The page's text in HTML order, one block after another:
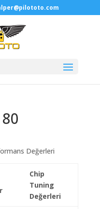
Değerleri
Chip
Tuning
Değerleri